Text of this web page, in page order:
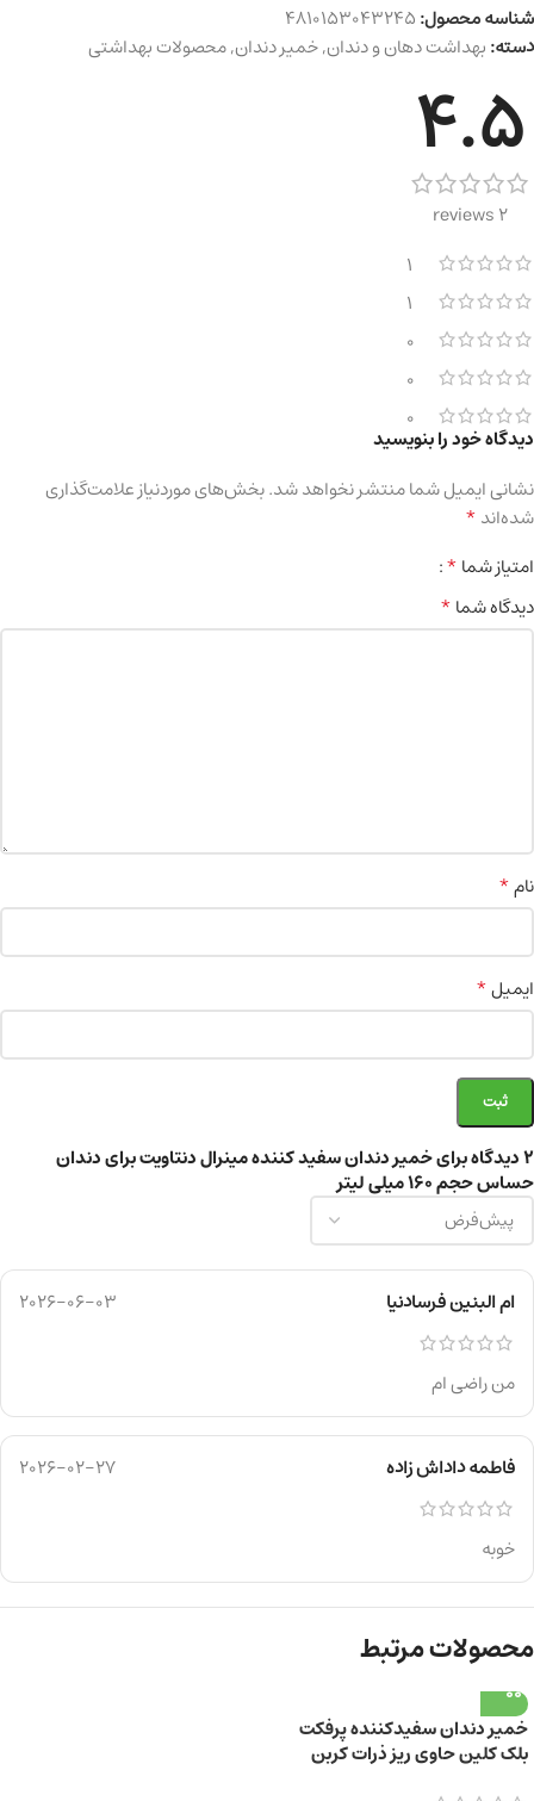
شناسه محصول:4810153043245
دسته:بهداشت دهان و دندان,خمیر دندان,محصولات بهداشتی
4.5
2 reviews
1
1
0
0
0
2 دیدگاه برای خمیر دندان سفید کننده مینرال دنتاویت برای دندان
حساس حجم 160 میلی لیتر
ام البنین فرسادنیا 2026-06-03
من راضی ام
فاطمه داداش زاده 2026-02-27
خوبه
دیدگاه خود را بنویسید
نشانی ایمیل شما منتشر نخواهد شد.بخش‌های موردنیاز علامت‌گذاری
شده‌اند*
امتیاز شما*
دیدگاه شما*
نام*
ایمیل*
محصولات مرتبط
خمیر دندان سفیدکننده پرفکت
بلک کلین حاوی ریز ذرات کربن